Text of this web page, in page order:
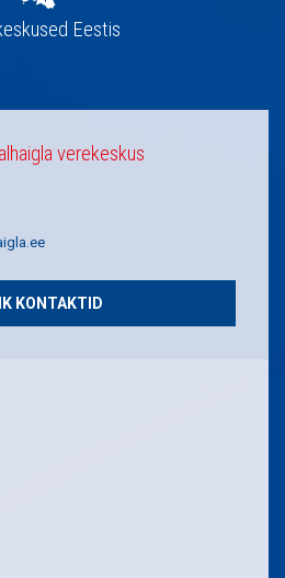
Eestis
verekeskus
KONTAKTID